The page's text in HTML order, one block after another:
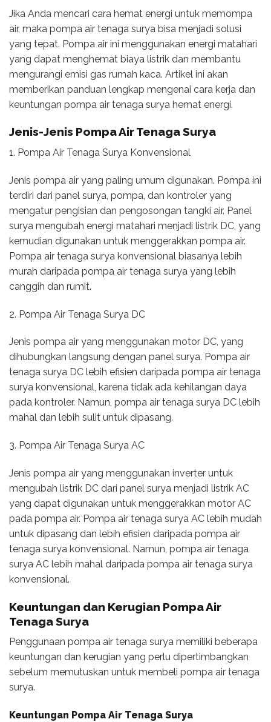
Jika Anda mencari cara hemat energi untuk memompa
air, maka pompa air tenaga surya bisa menjadi solusi
yang tepat. Pompa air ini menggunakan energi matahari
yang dapat menghemat biaya listrik dan membantu
mengurangi emisi gas rumah kaca. Artikel ini akan
memberikan panduan lengkap mengenai cara kerja dan
keuntungan pompa air tenaga surya hemat energi.
Jenis-Jenis Pompa Air Tenaga Surya
1. Pompa Air Tenaga Surya Konvensional
Jenis pompa air yang paling umum digunakan. Pompa ini
terdiri dari panel surya, pompa, dan kontroler yang
mengatur pengisian dan pengosongan tangki air. Panel
surya mengubah energi matahari menjadi listrik DC, yang
kemudian digunakan untuk menggerakkan pompa air.
Pompa air tenaga surya konvensional biasanya lebih
murah daripada pompa air tenaga surya yang lebih
canggih dan rumit.
2. Pompa Air Tenaga Surya DC
Jenis pompa air yang menggunakan motor DC, yang
dihubungkan langsung dengan panel surya. Pompa air
tenaga surya DC lebih efisien daripada pompa air tenaga
surya konvensional, karena tidak ada kehilangan daya
pada kontroler. Namun, pompa air tenaga surya DC lebih
mahal dan lebih sulit untuk dipasang.
3. Pompa Air Tenaga Surya AC
Jenis pompa air yang menggunakan inverter untuk
mengubah listrik DC dari panel surya menjadi listrik AC
yang dapat digunakan untuk menggerakkan motor AC
pada pompa air. Pompa air tenaga surya AC lebih mudah
untuk dipasang dan lebih efisien daripada pompa air
tenaga surya konvensional. Namun, pompa air tenaga
surya AC lebih mahal daripada pompa air tenaga surya
konvensional.
Keuntungan dan Kerugian Pompa Air
Tenaga Surya
Penggunaan pompa air tenaga surya memiliki beberapa
keuntungan dan kerugian yang perlu dipertimbangkan
sebelum memutuskan untuk membeli pompa air tenaga
surya.
Keuntungan Pompa Air Tenaga Surya